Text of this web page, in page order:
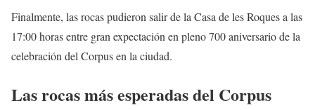
Finalmente, las rocas pudieron salir de la Casa de les Roques a las
17:00 horas entre gran expectación en pleno 700 aniversario de la
celebración del Corpus en la ciudad.
Las rocas más esperadas del Corpus